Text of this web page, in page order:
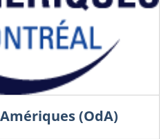
(OdA)